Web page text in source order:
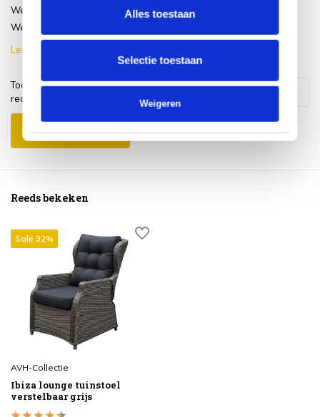
Alles toestaan
Selectie toestaan
Weigeren
We komen nog om zo heerlijke poef
We zijn erg blij met onze a...
Lees meer
Toon -3van13
reacties
Schrijf je eigen review
Reeds bekeken
Sale 32%
AVH-Collectie
Ibiza lounge tuinstoel
verstelbaar grijs